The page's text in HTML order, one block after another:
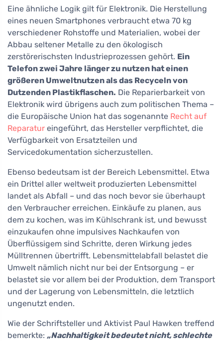
Eine ähnliche Logik gilt für Elektronik. Die Herstellung
eines neuen Smartphones verbraucht etwa 70 kg
verschiedener Rohstoffe und Materialien, wobei der
Abbau seltener Metalle zu den ökologisch
zerstörerischsten Industrieprozessen gehört. Ein
Telefon zwei Jahre länger zu nutzen hat einen
größeren Umweltnutzen als das Recyceln von
Dutzenden Plastikflaschen. Die Reparierbarkeit von
Elektronik wird übrigens auch zum politischen Thema –
die Europäische Union hat das sogenannte Recht auf
Reparatur eingeführt, das Hersteller verpflichtet, die
Verfügbarkeit von Ersatzteilen und
Servicedokumentation sicherzustellen.
Ebenso bedeutsam ist der Bereich Lebensmittel. Etwa
ein Drittel aller weltweit produzierten Lebensmittel
landet als Abfall – und das noch bevor sie überhaupt
den Verbraucher erreichen. Einkäufe zu planen, aus
dem zu kochen, was im Kühlschrank ist, und bewusst
einzukaufen ohne impulsives Nachkaufen von
Überflüssigem sind Schritte, deren Wirkung jedes
Mülltrennen übertrifft. Lebensmittelabfall belastet die
Umwelt nämlich nicht nur bei der Entsorgung – er
belastet sie vor allem bei der Produktion, dem Transport
und der Lagerung von Lebensmitteln, die letztlich
ungenutzt enden.
Wie der Schriftsteller und Aktivist Paul Hawken treffend
bemerkte: „Nachhaltigkeit bedeutet nicht, schlechte